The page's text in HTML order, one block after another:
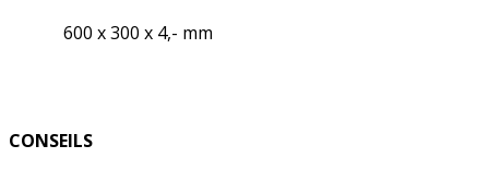
600 x 300 x 4,- mm
CONSEILS